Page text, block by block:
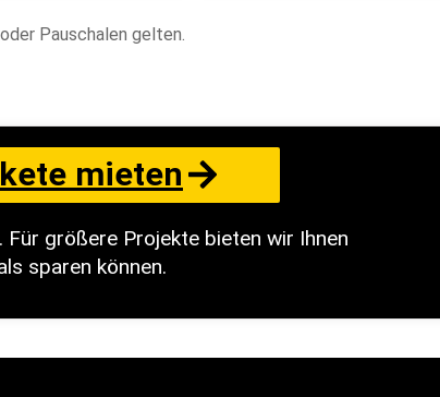
Pauschalen gelten.
mieten
größere Projekte bieten wir Ihnen
sparen können.